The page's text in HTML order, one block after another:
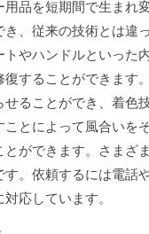
品を短期間で生まれ
、従来の技術とは違
やハンドルといった
することができます
ることができ、着色
とによって風合いを
ができます。さまざ
。依頼するには電話
応しています。